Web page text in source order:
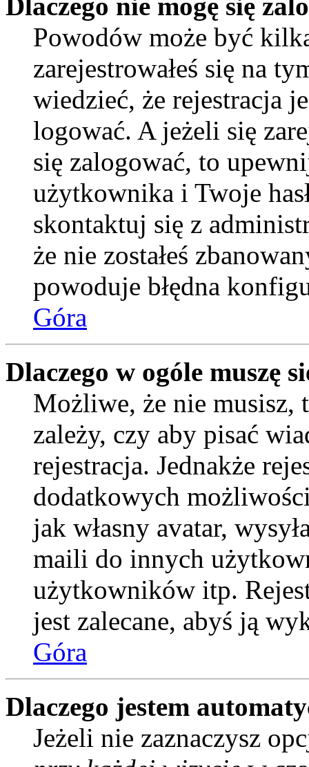
Dlaczego nie mogę się
Powodów może być
zarejestrowałeś się na
wiedzieć, że rejestracja
logować. A jeżeli się
się zalogować, to
użytkownika i Twoje
skontaktuj się z
że nie zostałeś
powoduje błędna
Góra
Dlaczego w ogóle muszę
Możliwe, że nie musisz,
zależy, czy aby pisać
rejestracja. Jednakże
dodatkowych
jak własny avatar,
maili do innych
użytkowników itp.
jest zalecane, abyś ją
Góra
Dlaczego jestem
Jeżeli nie zaznaczysz